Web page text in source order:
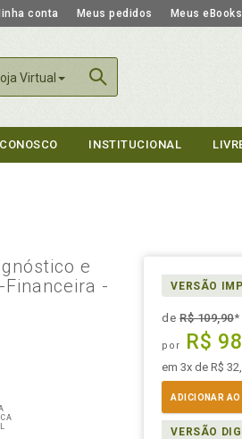
conta Meus pedidos Meus eBooks
Loja Virtual
INSTITUCIONAL
e
-
VERSÃO
deR$ 109,90*
por R$
em 3x de R$
ADICIONAR AO
VERSÃO